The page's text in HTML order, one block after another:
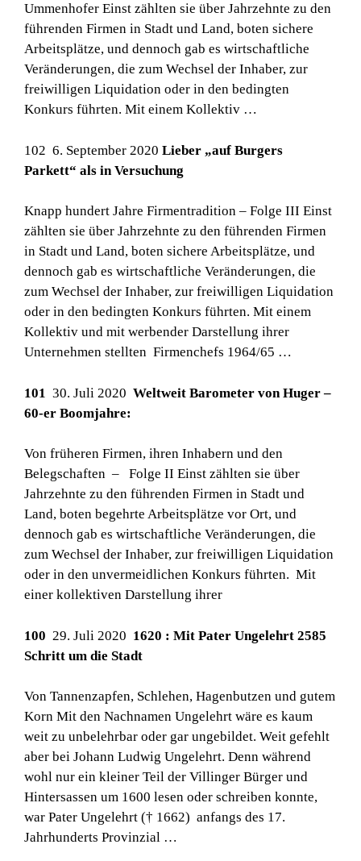
Ummenhofer Einst zählten sie über Jahrzehnte zu den
führenden Firmen in Stadt und Land, boten sichere
Arbeitsplätze, und dennoch gab es wirtschaftliche
Veränderungen, die zum Wechsel der Inhaber, zur
freiwilligen Liquidation oder in den bedingten
Konkurs führten. Mit einem Kollektiv …
102 6. September 2020 Lieber „auf Burgers
Parkett“ als in Versuchung
Knapp hundert Jahre Firmentradition – Folge III Einst
zählten sie über Jahrzehnte zu den führenden Firmen
in Stadt und Land, boten sichere Arbeitsplätze, und
dennoch gab es wirtschaftliche Veränderungen, die
zum Wechsel der Inhaber, zur freiwilligen Liquidation
oder in den bedingten Konkurs führten. Mit einem
Kollektiv und mit werbender Darstellung ihrer
Unternehmen stellten Firmenchefs 1964/65 …
101 30. Juli 2020 Weltweit Barometer von Huger –
60-er Boomjahre:
Von früheren Firmen, ihren Inhabern und den
Belegschaften – Folge II Einst zählten sie über
Jahrzehnte zu den führenden Firmen in Stadt und
Land, boten begehrte Arbeitsplätze vor Ort, und
dennoch gab es wirtschaftliche Veränderungen, die
zum Wechsel der Inhaber, zur freiwilligen Liquidation
oder in den unvermeidlichen Konkurs führten. Mit
einer kollektiven Darstellung ihrer
100 29. Juli 2020 1620 : Mit Pater Ungelehrt 2585
Schritt um die Stadt
Von Tannenzapfen, Schlehen, Hagenbutzen und gutem
Korn Mit den Nachnamen Ungelehrt wäre es kaum
weit zu unbelehrbar oder gar ungebildet. Weit gefehlt
aber bei Johann Ludwig Ungelehrt. Denn während
wohl nur ein kleiner Teil der Villinger Bürger und
Hintersassen um 1600 lesen oder schreiben konnte,
war Pater Ungelehrt († 1662) anfangs des 17.
Jahrhunderts Provinzial …